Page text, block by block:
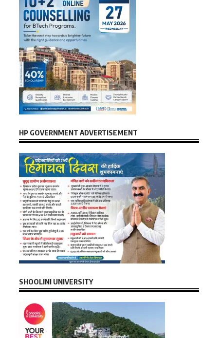
HP GOVERNMENT ADVERTISEMENT
SHOOLINI UNIVERSITY